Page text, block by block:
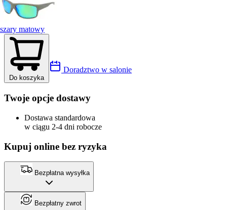
szary matowy
Do koszyka
Doradztwo w salonie
Twoje opcje dostawy
Dostawa standardowa
w ciągu 2-4 dni robocze
Kupuj online bez ryzyka
Bezpłatna wysyłka
Bezpłatny zwrot